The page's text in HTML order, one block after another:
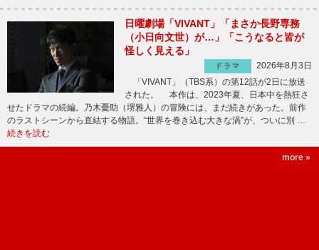
日曜劇場「VIVANT」「まさか長野専務
（小日向文世）が…」「こうなると皆が
怪しく見える」
ドラマ
2026年8月3日
「VIVANT」（TBS系）の第12話が2日に放送
された。 本作は、2023年夏、日本中を熱狂さ
せたドラマの続編。乃木憂助（堺雅人）の冒険には、まだ続きがあった。前作
のラストシーンから直結する物語。“世界を巻き込む大きな渦”が、ついに別 …
続きを読む
more »